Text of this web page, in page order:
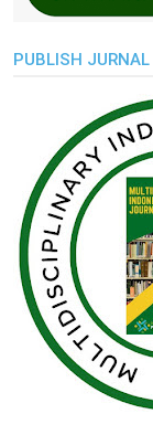
PUBLISH